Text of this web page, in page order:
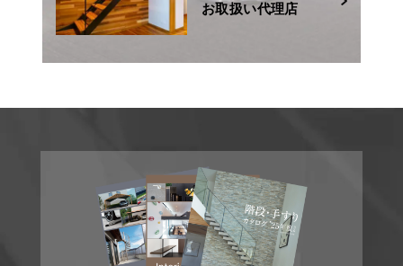
お取扱い代理店